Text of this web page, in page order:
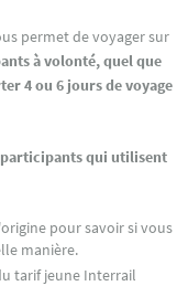
permet de voyager sur
à volonté, quel que
4 ou 6 jours de voyage
participants qui utilisent
pour savoir si vous
manière.
tarif jeune Interrail